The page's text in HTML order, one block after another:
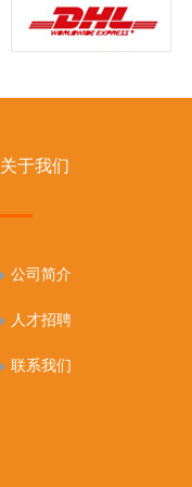
关于我们
公司简介
人才招聘
联系我们